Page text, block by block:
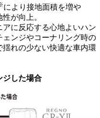
により接地面積を増や
が向上。
に反応する心地よいハン
ェンジやコーナリング時の
れの少ない快適な車内環
ジした場合